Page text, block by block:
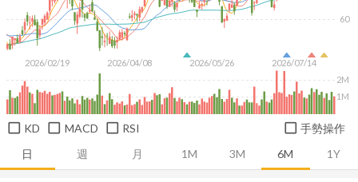
日 週 月 1M 3M 6M 1Y
2026/02/19 2026/04/08 2026/05/26 2026/07/14
60
1M
2M
KD MACD RSI 手勢操作